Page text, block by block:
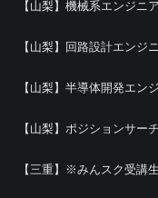
【山梨】機械系エンジニア
【山梨】回路設計エンジ
【山梨】半導体開発エン
【山梨】ポジションサー
【三重】※みんスク受講